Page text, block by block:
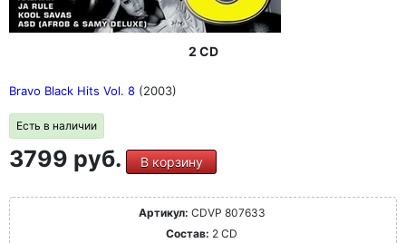
2 CD
Bravo Black Hits Vol. 8 (2003)
Есть в наличии
3799 руб. В корзину
Артикул: CDVP 807633
Состав: 2 CD